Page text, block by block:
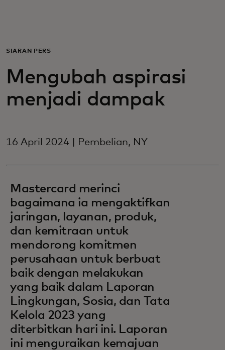
Untuk bisnis
Untuk dunia
Berita dan tren
SIARAN PERS
Mengubah aspirasi
menjadi dampak
16 April 2024 | Pembelian, NY
Mastercard merinci
bagaimana ia mengaktifkan
jaringan, layanan, produk,
dan kemitraan untuk
mendorong komitmen
perusahaan untuk berbuat
baik dengan melakukan
yang baik dalam Laporan
Lingkungan, Sosia, dan Tata
Kelola 2023 yang
diterbitkan hari ini. Laporan
ini menguraikan kemajuan